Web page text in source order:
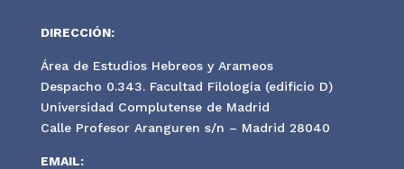
DIRECCIÓN:
Área de Estudios Hebreos y Arameos
Despacho 0.343. Facultad Filología (edificio D)
Universidad Complutense de Madrid
Calle Profesor Aranguren s/n – Madrid 28040
EMAIL: